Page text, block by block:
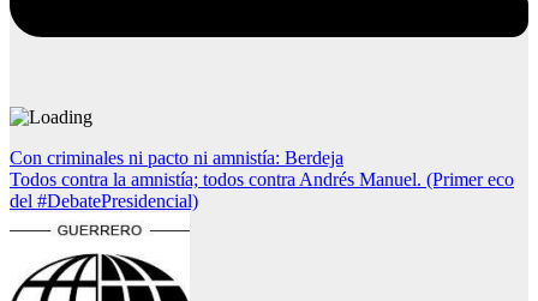
Navegación
de
entradas
Con criminales ni pacto ni amnistía: Berdeja
Todos contra la amnistía; todos contra Andrés Manuel. (Primer eco
del #DebatePresidencial)